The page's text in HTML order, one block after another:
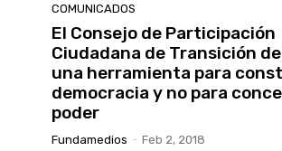
COMUNICADOS
El Consejo de Participación
Ciudadana de Transición
una herramienta para
democracia y no para
poder
Fundamedios - Feb 2, 2018